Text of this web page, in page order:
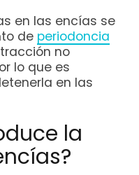
en las encías se
de periodoncia
no
lo que es
en las
la